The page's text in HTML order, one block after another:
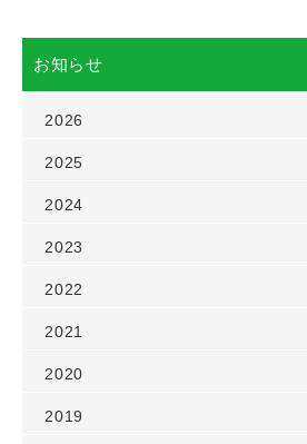
お知らせ
2026
2025
2024
2023
2022
2021
2020
2019